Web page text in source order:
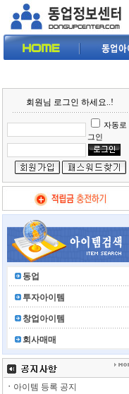
회원님 로그인 하세요..!
자동로
그인
동업
투자아이템
창업아이템
회사매매
ㆍ 아이템 등록 공지